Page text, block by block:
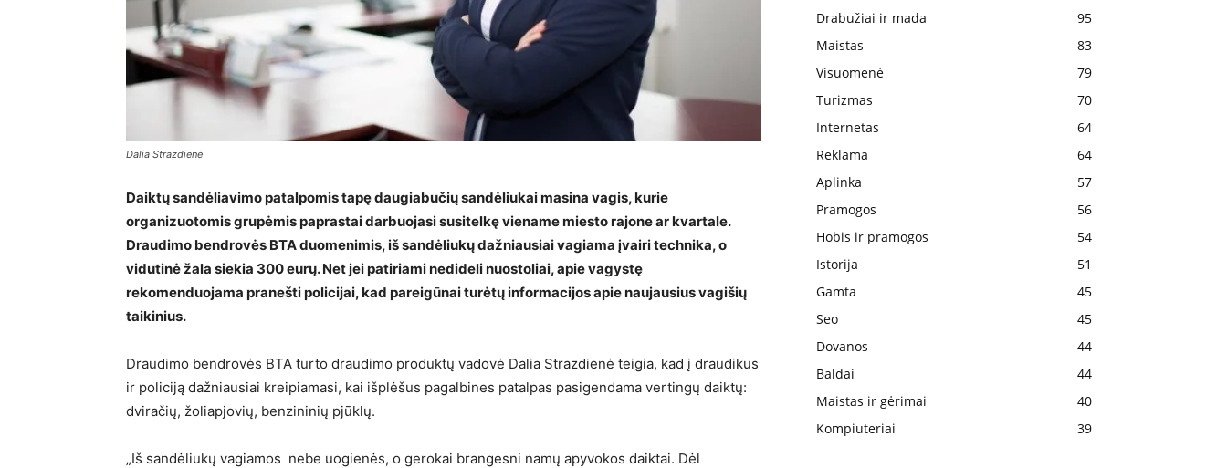
Dalia Strazdienė
Daiktų sandėliavimo patalpomis tapę daugiabučių sandėliukai masina vagis, kurie
organizuotomis grupėmis paprastai darbuojasi susitelkę viename miesto rajone ar kvartale.
Draudimo bendrovės BTA duomenimis, iš sandėliukų dažniausiai vagiama įvairi technika, o
vidutinė žala siekia 300 eurų. Net jei patiriami nedideli nuostoliai, apie vagystę
rekomenduojama pranešti policijai, kad pareigūnai turėtų informacijos apie naujausius vagišių
taikinius.
Draudimo bendrovės BTA turto draudimo produktų vadovė Dalia Strazdienė teigia, kad į draudikus
ir policiją dažniausiai kreipiamasi, kai išplėšus pagalbines patalpas pasigendama vertingų daiktų:
dviračių, žoliapjovių, benzininių pjūklų.
„Iš sandėliukų vagiamos nebe uogienės, o gerokai brangesni namų apyvokos daiktai. Dėl
Drabužiai ir mada
95
Maistas
83
Visuomenė
79
Turizmas
70
Internetas
64
Reklama
64
Aplinka
57
Pramogos
56
Hobis ir pramogos
54
Istorija
51
Gamta
45
Seo
45
Dovanos
44
Baldai
44
Maistas ir gėrimai
40
Kompiuteriai
39